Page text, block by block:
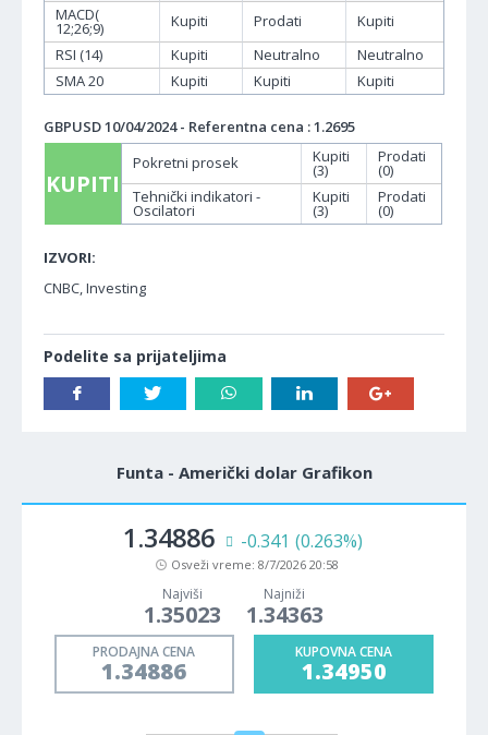
MACD(
12;26;9) Kupiti Prodati
Kupiti
RSI (14)
Kupiti Neutralno
Neutralno
SMA 20
Kupiti Kupiti Kupiti
GBPUSD 10/04/2024 - Referentna cena : 1.2695
KUPITI
Pokretni prosek Kupiti
(3)
Prodati
(0)
Tehnički indikatori -
Oscilatori
Kupiti
(3)
Prodati
(0)
IZVORI:
CNBC, Investing
Podelite sa prijateljima
Funta - Američki dolar Grafikon
1.34886 -0.341 (0.263%)
Osveži vreme: 8/7/2026 20:58
Najviši
1.35023
Najniži
1.34363
PRODAJNA CENA
1.34886
KUPOVNA CENA
1.34950